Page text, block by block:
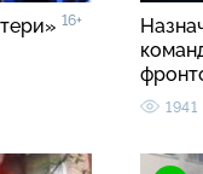
16+
1941